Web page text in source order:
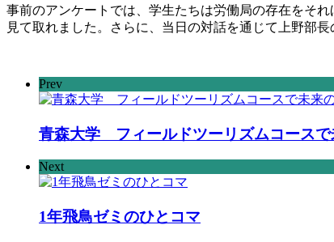
事前のアンケートでは、学生たちは労働局の存在をそ
見て取れました。さらに、当日の対話を通じて上野部
Prev
青森大学 フィールドツーリズムコースで
Next
1年飛鳥ゼミのひとコマ